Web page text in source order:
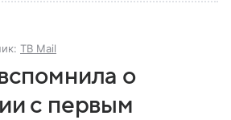
ТВ Mail
о
с первым